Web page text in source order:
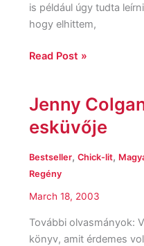
is például úgy tudta
hogy elhittem,
Read Post »
Jenny
esküvője
Bestseller, Chick-lit,
Regény
March 18, 2003
További olvasmányok:
könyv, amit érdemes
Jenny
Amanda